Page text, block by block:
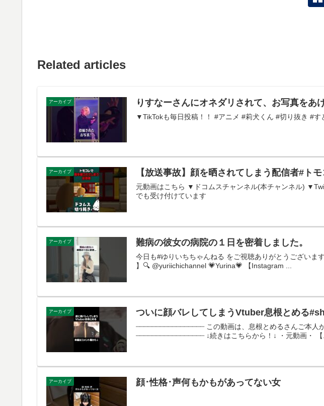
Related articles
アーカイブ りすなーさんにオネダリされて、お写真をあ
▼TikTokも毎日投稿！！ #アニメ #莉犬くん #切り抜き #
アーカイブ 【放送事故】顔を晒されてしまう配信者#ト
元動画はこちら ▼ドコムスチャンネル(本チャンネル)
でも受け付けています
アーカイブ 難病の彼女の病院の１日を密着しました。
今日も#ゆりいちちゃんねる をご視聴ありがとうござい
】🔍 @yuriichichannel 💗Yurina💗 【Instagram ...
アーカイブ ついに顔バレしてしまうVtuber息根とめる
┈┈┈┈┈┈┈┈┈┈┈┈┈┈┈┈┈ この動画は、息根とめるさんご本人
┈┈┈┈┈┈┈┈┈┈┈┈┈┈┈┈┈ ↓続きはこちらから！↓ ・元動画・ 【
アーカイブ 顔･性格･声何もかもがあってない女